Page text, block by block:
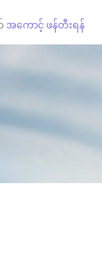
အကောင့် ဖန်တီးရန်